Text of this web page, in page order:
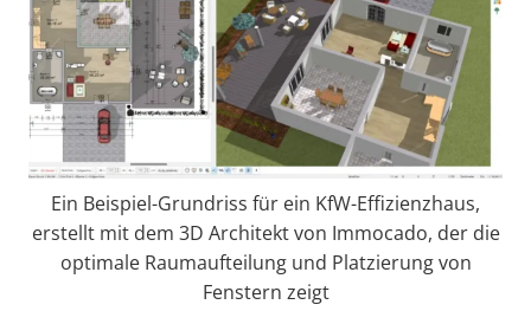
Ein Beispiel-Grundriss für ein KfW-Effizienzhaus,
erstellt mit dem 3D Architekt von Immocado, der die
optimale Raumaufteilung und Platzierung von
Fenstern zeigt